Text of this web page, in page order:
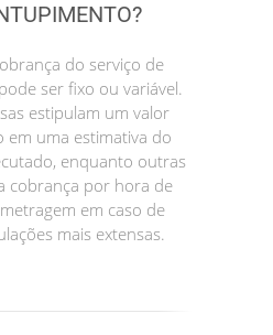
do serviço de
ser fixo ou variável.
estipulam um valor
em uma estimativa do
enquanto outras
cobrança por hora de
em caso de
mais extensas.